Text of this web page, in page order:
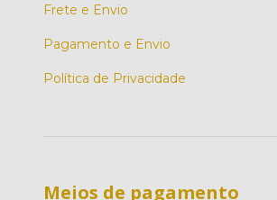
Frete e Envio
Pagamento e Envio
Política de Privacidade
Meios de pagamento